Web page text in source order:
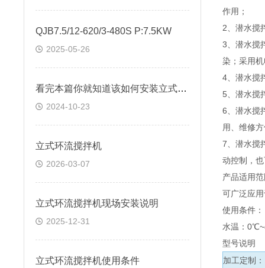
QJB7.5/12-620/3-480S P:7.5KW
2025-05-26
看完本篇你就知道该如何安装立式环流搅拌机
2024-10-23
立式环流搅拌机
2026-03-07
立式环流搅拌机现场安装说明
2025-12-31
立式环流搅拌机使用条件
作用；
2、潜水搅
3、潜水搅
染；采用
4、潜水搅
5、潜水搅
6、潜水搅
用、维修
7、潜水搅
动控制，
产品适用
可广泛应
使用条件
水温：
型号说明
加工定制